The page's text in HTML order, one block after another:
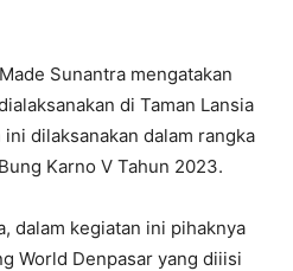
Sunantra mengatakan
di Taman Lansia
dilaksanakan dalam rangka
Karno V Tahun 2023.
dalam kegiatan ini pihaknya
World Denpasar yang diiisi